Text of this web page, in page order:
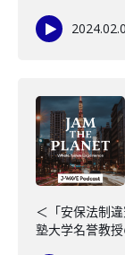
＜「安保法制
塾大学名誉教